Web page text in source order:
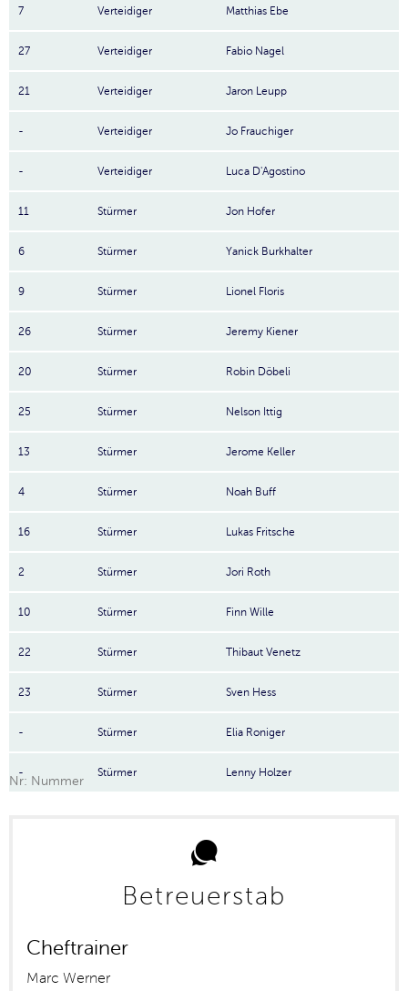
7 Verteidiger Matthias Ebe
27 Verteidiger Fabio Nagel
21 Verteidiger Jaron Leupp
- Verteidiger Jo Frauchiger
- Verteidiger Luca D'Agostino
11 Stürmer Jon Hofer
6 Stürmer Yanick Burkhalter
9 Stürmer Lionel Floris
26 Stürmer Jeremy Kiener
20 Stürmer Robin Döbeli
25 Stürmer Nelson Ittig
13 Stürmer Jerome Keller
4 Stürmer Noah Buff
16 Stürmer Lukas Fritsche
2 Stürmer Jori Roth
10 Stürmer Finn Wille
22 Stürmer Thibaut Venetz
23 Stürmer Sven Hess
- Stürmer Elia Roniger
- Stürmer Lenny Holzer
Nr: Nummer
Betreuerstab
Cheftrainer
Marc Werner